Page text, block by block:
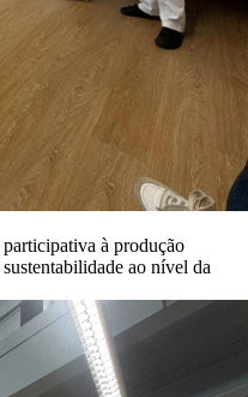
à produção
ao nível da